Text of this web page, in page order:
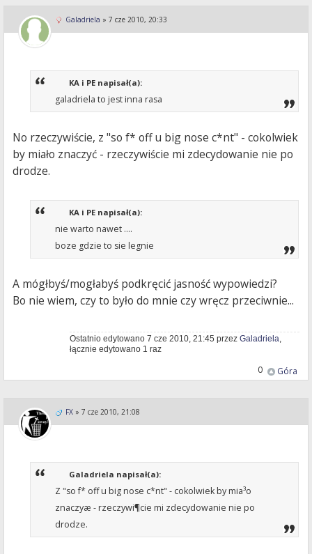
Galadriela » 7 cze 2010, 20:33
KA i PE napisał(a):
galadriela to jest inna rasa
No rzeczywiście, z "so f* off u big nose c*nt" - cokolwiek
by miało znaczyć - rzeczywiście mi zdecydowanie nie po
drodze.
KA i PE napisał(a):
nie warto nawet ....
boze gdzie to sie legnie
A mógłbyś/mogłabyś podkręcić jasność wypowiedzi?
Bo nie wiem, czy to było do mnie czy wręcz przeciwnie...
Ostatnio edytowano 7 cze 2010, 21:45 przezGaladriela,
łącznie edytowano 1 raz
Góra
0
FX » 7 cze 2010, 21:08
Galadriela napisał(a):
Z "so f* off u big nose c*nt" - cokolwiek by mia³o
znaczyæ - rzeczywi¶cie mi zdecydowanie nie po
drodze.